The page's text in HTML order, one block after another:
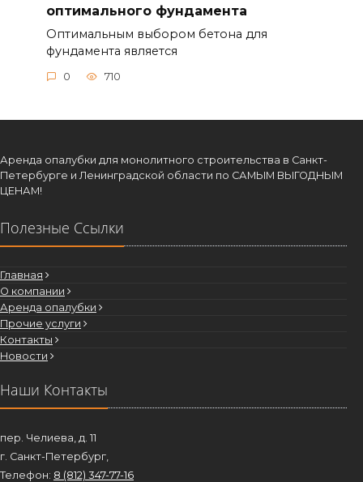
оптимального фундамента
Оптимальным выбором бетона для
фундамента является
0 710
Аренда опалубки для монолитного строительства в Санкт-
Петербурге и Ленинградской области по САМЫМ ВЫГОДНЫМ
ЦЕНАМ!
Полезные Ссылки
Главная
О компании
Аренда опалубки
Прочие услуги
Контакты
Новости
Наши Контакты
пер. Челиева, д. 11
г. Санкт-Петербург,
Телефон: 8 (812) 347-77-16